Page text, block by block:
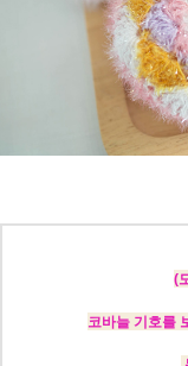
(
코바늘 기호를